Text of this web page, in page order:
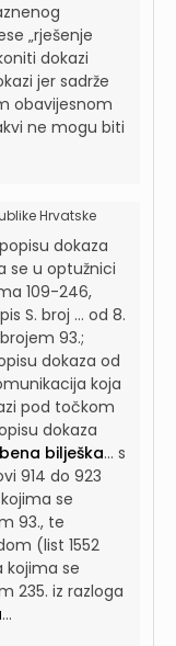
„rješenje
dokazi
jer sadrže
obavijesnom
ne mogu biti
Hrvatske
dokaza
se u optužnici
109-246,
S. broj … od 8.
93.;
dokaza od
koja
pod točkom
dokaza
bilješka... s
914 do 923
se
93., te
(list 1552
kojima se
235. iz razloga
...